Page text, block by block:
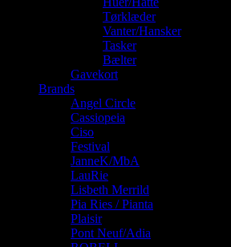
Tørklæder
Vanter/Hansker
Tasker
Bælter
Gavekort
Brands
Angel Circle
Cassiopeia
Ciso
Festival
JanneK/MbA
LauRie
Lisbeth Merrild
Pia Ries / Pianta
Plaisir
Pont Neuf/Adia